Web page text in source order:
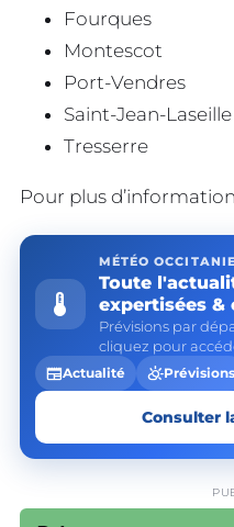
Fourques
Montescot
Port-Vendres
Saint-Jean-Laseille
Tresserre
Pour plus
device_thermostat
MÉTÉO
Toute
expertisées
Prévisions par
cliquez pour
newspaperActualité partly_cloudy_dayPrévisions
Consulter